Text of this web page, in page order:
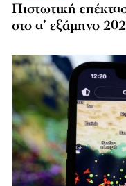
Πιστωτική
στο α’ εξάμηνο